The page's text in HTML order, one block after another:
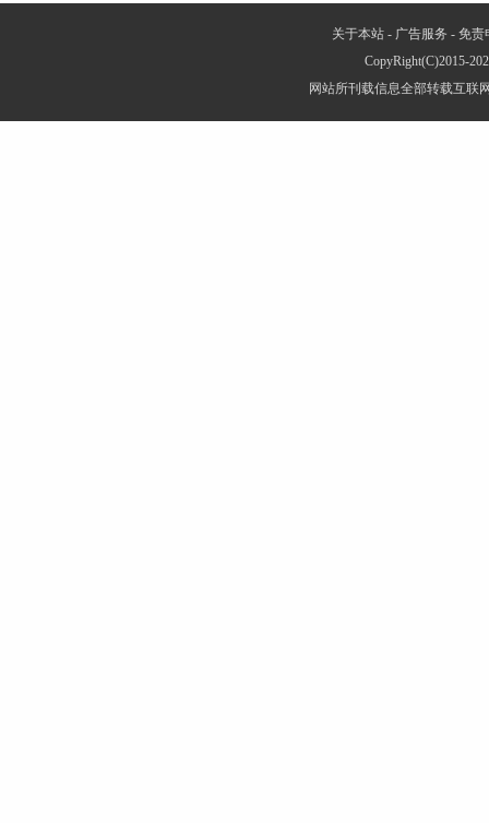
关于本站 - 广告服务 - 免责
CopyRight(C)2015-
网站所刊载信息全部转载互联